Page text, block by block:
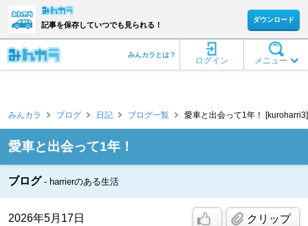
記事を保存していつでも見られる！
ダウンロード
メニュー
ログイン
みんカラとは？
みんカラ ブログ 日記 ブログ一覧 愛車と出会って1年！ [kuroharri3]
愛車と出会って1年！
ブログ harrierのある生活
2026年5月17日 クリップ